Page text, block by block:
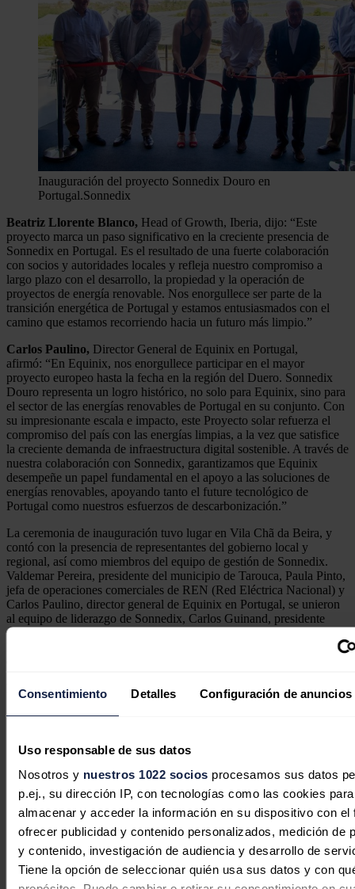
Consentimiento Detalles Configuración de anuncios
Uso responsable de sus datos
Nosotros y nuestros 1022 socios procesamos sus datos
p.ej., su dirección IP, con tecnologías como las cookies para
almacenar y acceder la información en su dispositivo con el
ofrecer publicidad y contenido personalizados, medición de
y contenido, investigación de audiencia y desarrollo de
Tiene la opción de seleccionar quién usa sus datos y con
Inauguración del proyecto Sonnedix Douro en
Portugal.Sonnedix
Beatriz Llorente Blanco, Head of Growth, Iberia, dijo: “Este
proyecto marca un paso significativo en la creciente presencia de
Sonnedix en Portugal. Es el resultado de una fuerte colaboración
con socios y autoridades locales y refleja nuestro compromiso a
largo plazo con el desarrollo, la propiedad y la operación de
proyectos de energía renovable. Nos enorgullece ser parte de la
transición energética de Portugal y estamos entusiasmados con el
camino que estamos recorriendo hacia un futuro más limpio.”
Carlos Paulino, Director General de Equinix en Portugal,
afirmó: “En Equinix, nos enorgullece participar en el mayor
proyecto europeo hasta la fecha en la región del Duero. Sonnedix
Douro representa un logro histórico, no solo para Equinix, sino para
el sector de las energías renovables de Portugal en su conjunto. Con
su impresionante escala e impacto, este Proyecto solar refuerza el
compromiso del país con las energías limpias, a la vez que satisfice
la creciente demanda de infraestructura digital sostenible. A través de
nuestra colaboración con Sonnedix, garantizamos que Equinix
desempeñe un papel fundamental en el apoyo a las soluciones de
energías renovables, apoyando tanto el future tecnológico de
Portugal como nuestros esfuerzos de descarbonización.”
La ceremonia de inauguración tuvo lugar en Vila Chã da Beira, y
contó con la presencia de representantes del gobierno local y
regional, así como miembros del equipo de gestión de Sonnedix.
Valdemar Pereira, presidente del municipio de Tarouca, Paula Pinto,
jefa de operaciones comerciales de REN (Red Eléctrica Nacional) y
Carlos Paulino, director general de Equinix en Portugal, se unieron
al equipo de liderazgo de Sonnedix, Carlos Guinand, presidente
ejecutivo, Juan Fernández, director de operaciones, y Gregorio
Noticias relacionadas